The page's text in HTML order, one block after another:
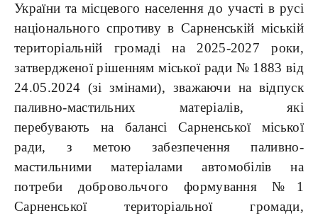
України та місцевого населення до участі в русі
національного спротиву в Сарненській міській
територіальній громаді на 2025-2027 роки,
затвердженої рішенням міської ради № 1883 від
24.05.2024 (зі змінами), зважаючи на відпуск
паливно-мастильних матеріалів, які
перебувають на балансі Сарненської міської
ради, з метою забезпечення паливно-
мастильними матеріалами автомобілів на
потреби добровольчого формування №1
Сарненської територіальної громади,